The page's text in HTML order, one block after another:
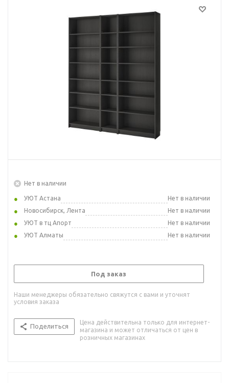
Нет в наличии
УЮТ Астана
Нет в наличии
Новосибирск, Лента
Нет в наличии
УЮТ в тц Апорт
Нет в наличии
УЮТ Алматы
Нет в наличии
Под заказ
Наши менеджеры обязательно свяжутся с вами и уточнят
условия заказа
Поделиться
Цена действительна только для интернет-
магазина и может отличаться от цен в
розничных магазинах